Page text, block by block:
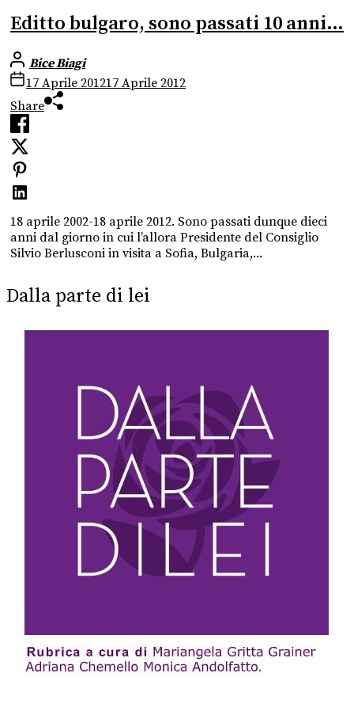
Editto bulgaro, sono passati 10 anni…
Bice Biagi
17 Aprile 201217 Aprile 2012
Share
18 aprile 2002-18 aprile 2012. Sono passati dunque dieci
anni dal giorno in cui l’allora Presidente del Consiglio
Silvio Berlusconi in visita a Sofia, Bulgaria,...
Dalla parte di lei